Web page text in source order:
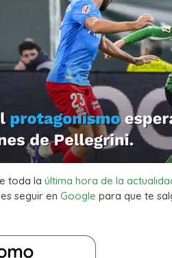
toda la última hora de la
seguir en Google para que te